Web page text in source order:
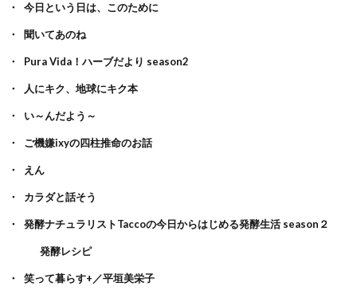
今日という日は、このために
聞いてあのね
Pura Vida！ハーブだより season2
人にキク、地球にキク本
い～んだよう～
ご機嫌ixyの四柱推命のお話
えん
カラダと話そう
発酵ナチュラリストTaccoの今日からはじめる発酵生活 season２
発酵レシピ
笑って暮らす+／平垣美栄子